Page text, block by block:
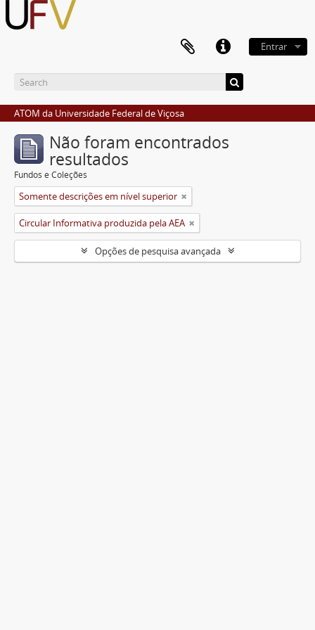
Entrar
ATOM da Universidade Federal de Viçosa
Não foram encontrados
resultados
Fundos e Coleções
Somente descrições em nível superior
Circular Informativa produzida pela AEA
Opções de pesquisa avançada